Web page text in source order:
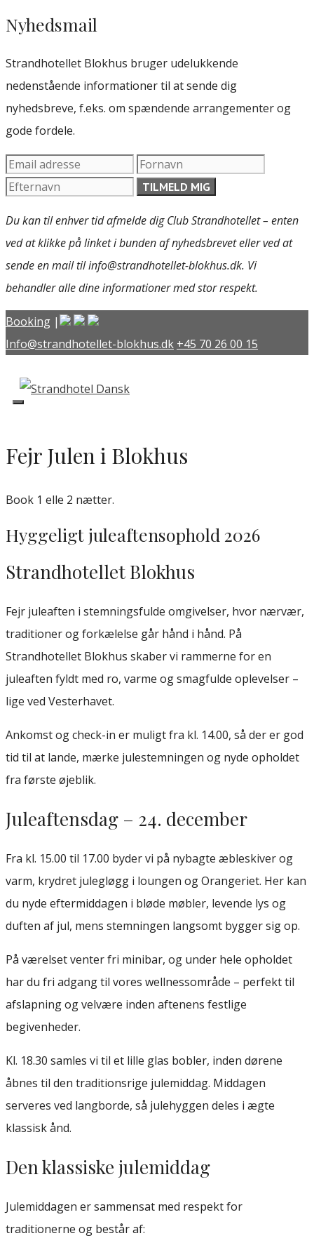
Nyhedsmail
Strandhotellet Blokhus bruger udelukkende
nedenstående informationer til at sende dig
nyhedsbreve, f.eks. om spændende arrangementer og
gode fordele.
Du kan til enhver tid afmelde dig Club Strandhotellet – enten
ved at klikke på linket i bunden af nyhedsbrevet eller ved at
sende en mail til info@strandhotellet-blokhus.dk. Vi
behandler alle dine informationer med stor respekt.
Hop
til
Booking |
Info@strandhotellet-blokhus.dk +45 70 26 00 15
Fejr Julen i Blokhus
Book 1 elle 2 nætter.
Hyggeligt juleaftensophold 2026
Strandhotellet Blokhus
Fejr juleaften i stemningsfulde omgivelser, hvor nærvær,
traditioner og forkælelse går hånd i hånd. På
Strandhotellet Blokhus skaber vi rammerne for en
juleaften fyldt med ro, varme og smagfulde oplevelser –
lige ved Vesterhavet.
Ankomst og check-in er muligt fra kl. 14.00, så der er god
tid til at lande, mærke julestemningen og nyde opholdet
fra første øjeblik.
Juleaftensdag – 24. december
Fra kl. 15.00 til 17.00 byder vi på nybagte æbleskiver og
varm, krydret julegløgg i loungen og Orangeriet. Her kan
du nyde eftermiddagen i bløde møbler, levende lys og
duften af jul, mens stemningen langsomt bygger sig op.
På værelset venter fri minibar, og under hele opholdet
har du fri adgang til vores wellnessområde – perfekt til
afslapning og velvære inden aftenens festlige
begivenheder.
Kl. 18.30 samles vi til et lille glas bobler, inden dørene
åbnes til den traditionsrige julemiddag. Middagen
serveres ved langborde, så julehyggen deles i ægte
klassisk ånd.
Den klassiske julemiddag
Julemiddagen er sammensat med respekt for
traditionerne og består af: